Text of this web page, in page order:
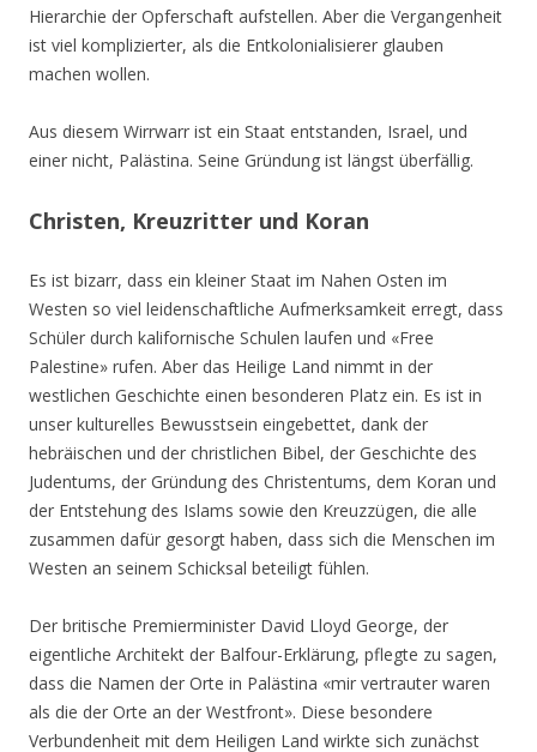
Hierarchie der Opferschaft aufstellen. Aber die Vergangenheit
ist viel komplizierter, als die Entkolonialisierer glauben
machen wollen.
Aus diesem Wirrwarr ist ein Staat entstanden, Israel, und
einer nicht, Palästina. Seine Gründung ist längst überfällig.
Christen, Kreuzritter und Koran
Es ist bizarr, dass ein kleiner Staat im Nahen Osten im
Westen so viel leidenschaftliche Aufmerksamkeit erregt, dass
Schüler durch kalifornische Schulen laufen und «Free
Palestine» rufen. Aber das Heilige Land nimmt in der
westlichen Geschichte einen besonderen Platz ein. Es ist in
unser kulturelles Bewusstsein eingebettet, dank der
hebräischen und der christlichen Bibel, der Geschichte des
Judentums, der Gründung des Christentums, dem Koran und
der Entstehung des Islams sowie den Kreuzzügen, die alle
zusammen dafür gesorgt haben, dass sich die Menschen im
Westen an seinem Schicksal beteiligt fühlen.
Der britische Premierminister David Lloyd George, der
eigentliche Architekt der Balfour-Erklärung, pflegte zu sagen,
dass die Namen der Orte in Palästina «mir vertrauter waren
als die der Orte an der Westfront». Diese besondere
Verbundenheit mit dem Heiligen Land wirkte sich zunächst